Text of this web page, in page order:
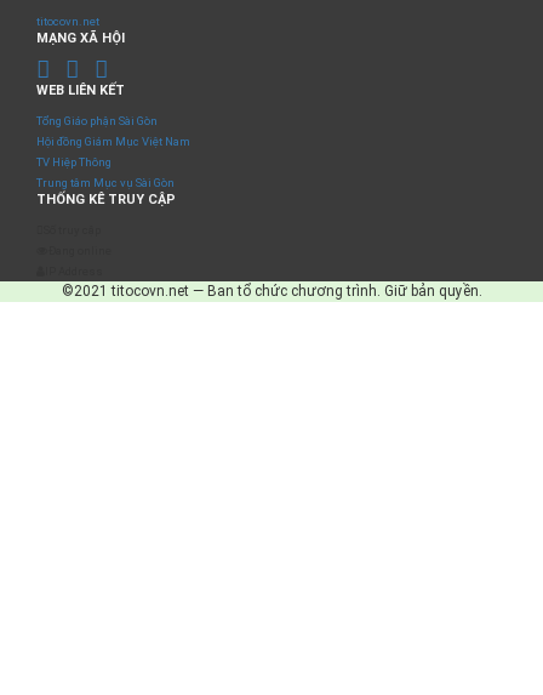
titocovn.net
MẠNG XÃ HỘI
WEB LIÊN KẾT
Tổng Giáo phận Sài Gòn
Hội đồng Giám Mục Việt Nam
TV Hiệp Thông
Trung tâm Mục vụ Sài Gòn
THỐNG KÊ TRUY CẬP
©2021 titocovn.net — Ban tổ chức chương trình. Giữ bản quyền.